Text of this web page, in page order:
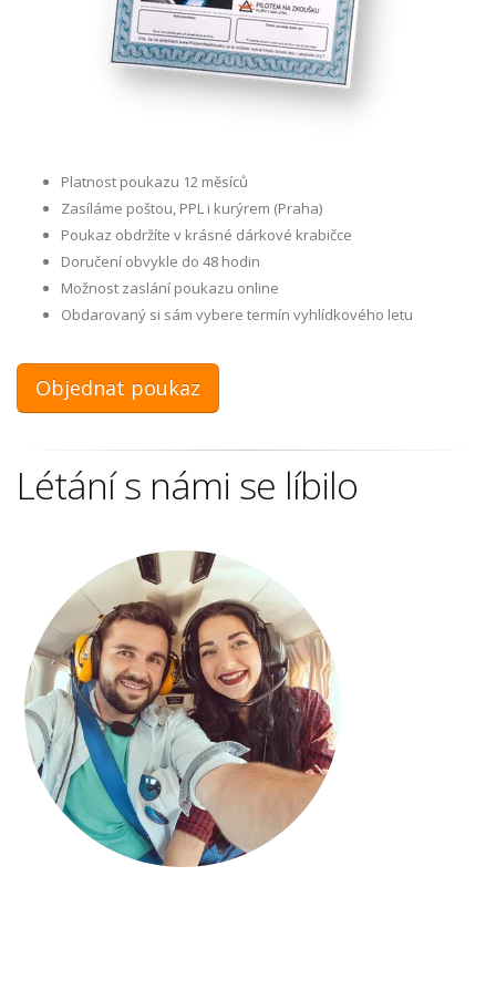
Platnost poukazu 12 měsíců
Zasíláme poštou, PPL i kurýrem (Praha)
Poukaz obdržíte v krásné dárkové krabičce
Doručení obvykle do 48 hodin
Možnost zaslání poukazu online
Obdarovaný si sám vybere termín vyhlídkového letu
Objednat poukaz
Létání s námi se líbilo